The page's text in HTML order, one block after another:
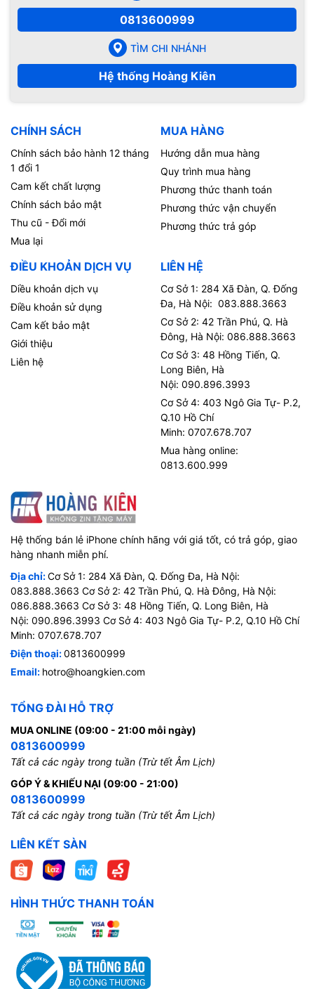
0813600999
TÌM CHI NHÁNH
Hệ thống Hoàng Kiên
CHÍNH SÁCH
Chính sách bảo hành 12 tháng
1 đổi 1
Cam kết chất lượng
Chính sách bảo mật
Thu cũ - Đổi mới
Mua lại
MUA HÀNG
Hướng dẫn mua hàng
Quy trình mua hàng
Phương thức thanh toán
Phương thức vận chuyển
Phương thức trả góp
ĐIỀU KHOẢN DỊCH VỤ
Diều khoản dịch vụ
Điều khoản sử dụng
Cam kết bảo mật
Giới thiệu
Liên hệ
LIÊN HỆ
Cơ Sở 1: 284 Xã Đàn, Q. Đống
Đa, Hà Nội: 083.888.3663
Cơ Sở 2: 42 Trần Phú, Q. Hà
Đông, Hà Nội: 086.888.3663
Cơ Sở 3: 48 Hồng Tiến, Q.
Long Biên, Hà
Nội: 090.896.3993
Cơ Sở 4: 403 Ngô Gia Tự- P.2,
Q.10 Hồ Chí
Minh: 0707.678.707
Mua hàng online:
0813.600.999
Hệ thống bán lẻ iPhone chính hãng với giá tốt, có trả góp, giao
hàng nhanh miễn phí.
Địa chỉ:Cơ Sở 1: 284 Xã Đàn, Q. Đống Đa, Hà Nội:
083.888.3663 Cơ Sở 2: 42 Trần Phú, Q. Hà Đông, Hà Nội:
086.888.3663 Cơ Sở 3: 48 Hồng Tiến, Q. Long Biên, Hà
Nội: 090.896.3993 Cơ Sở 4: 403 Ngô Gia Tự- P.2, Q.10 Hồ Chí
Minh: 0707.678.707
Điện thoại:0813600999
Email: hotro@hoangkien.com
TỔNG ĐÀI HỖ TRỢ
MUA ONLINE (09:00 - 21:00 mỗi ngày)
0813600999
Tất cả các ngày trong tuần (Trừ tết Âm Lịch)
GÓP Ý & KHIẾU NẠI (09:00 - 21:00)
0813600999
Tất cả các ngày trong tuần (Trừ tết Âm Lịch)
LIÊN KẾT SÀN
HÌNH THỨC THANH TOÁN